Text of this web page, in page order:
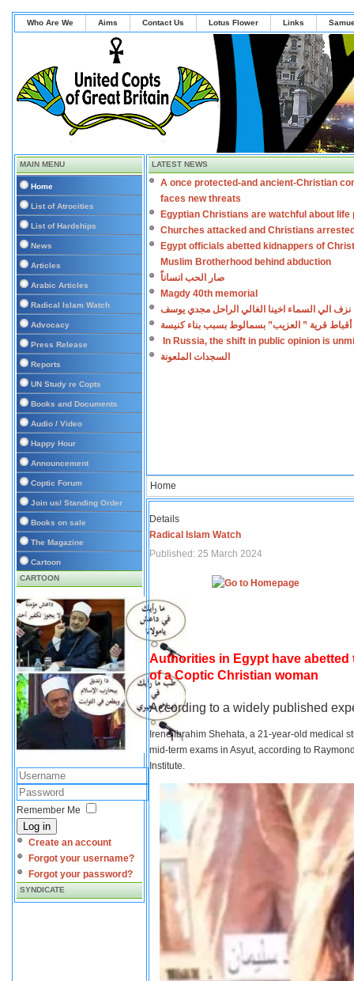
Who Are We Aims Contact Us Lotus Flower Links
MAIN MENU
Home
List of Atrocities
List of Hardships
News
Articles
Arabic Articles
Radical Islam Watch
Advocacy
Press Release
Reports
UN Study re Copts
Books and Documents
Audio / Video
Happy Hour
Announcement
Coptic Forum
Join us/ Standing Order
Books on sale
The Magazine
Cartoon
CARTOON
Remember Me
Log in
Create an account
Forgot your username?
Forgot your password?
SYNDICATE
LATEST NEWS
A once protected-and ancient-Christian
faces new threats
Egyptian Christians are watchful about life
Churches attacked and Christians
Egypt officials abetted kidnappers of
Muslim Brotherhood behind abduction
صار الحب انساناً
Magdy 40th memorial
نزف الي السماء اخينا الغالي الراحل مجدي يوسف
أقباط قرية ” العزيب” بسمالوط بسبب بناء كنيسة
In Russia, the shift in public opinion is
السجدات الملعونة
Home
Details
Radical Islam Watch
Published: 25 March 2024
Authorities in Egypt have
of a Coptic Christian woman
According to a widely published
Irene Ibrahim Shehata, a 21-year-old medical
mid-term exams in Asyut, according to
Institute.